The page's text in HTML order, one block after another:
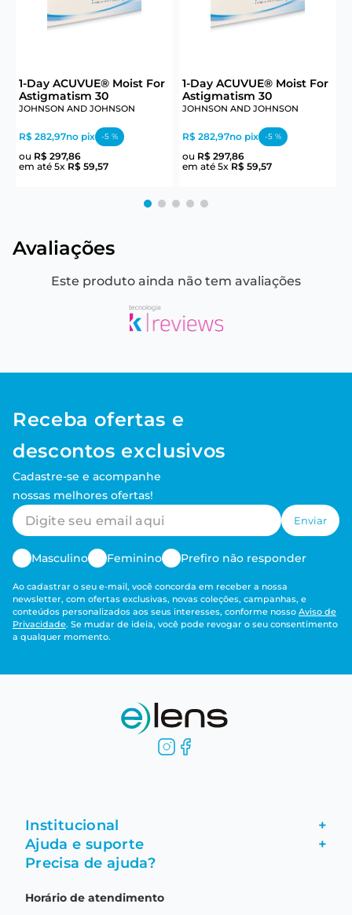
1-Day ACUVUE® Moist For
Astigmatism 30
JOHNSON AND JOHNSON
R$ 282,97no pix -5 %
ou R$ 297,86
em até 5x R$ 59,57
1-Day ACUVUE® Moist For
Astigmatism 30
JOHNSON AND JOHNSON
R$ 282,97no pix -5 %
ou R$ 297,86
em até 5x R$ 59,57
Avaliações
Este produto ainda não tem avaliações
Receba ofertas e
descontos exclusivos
Cadastre-se e acompanhe
nossas melhores ofertas!
Enviar
Masculino Feminino Prefiro não responder
Ao cadastrar o seu e-mail, você concorda em receber a nossa
newsletter, com ofertas exclusivas, novas coleções, campanhas, e
conteúdos personalizados aos seus interesses, conforme nosso Aviso de
Privacidade. Se mudar de ideia, você pode revogar o seu consentimento
a qualquer momento.
Institucional +
Fale conosco
Ajuda e suporte +
Garantia
Precisa de ajuda?
Horário de atendimento